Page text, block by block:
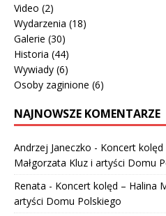
Video (2)
Wydarzenia (18)
Galerie (30)
Historia (44)
Wywiady (6)
Osoby zaginione (6)
NAJNOWSZE KOMENTARZE
Andrzej Janeczko - Koncert
Małgorzata Kluz i artyści Domu
Renata - Koncert kolęd – Halina
artyści Domu Polskiego